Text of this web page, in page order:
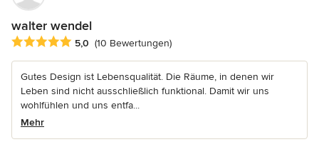
walter wendel
Durchschnittliche Bewertung: 5 von 5 Sternen
5,0 (10 Bewertungen)
Gutes Design ist Lebensqualität. Die Räume, in denen wir
Leben sind nicht ausschließlich funktional. Damit wir uns
wohlfühlen und uns entfa...
Mehr